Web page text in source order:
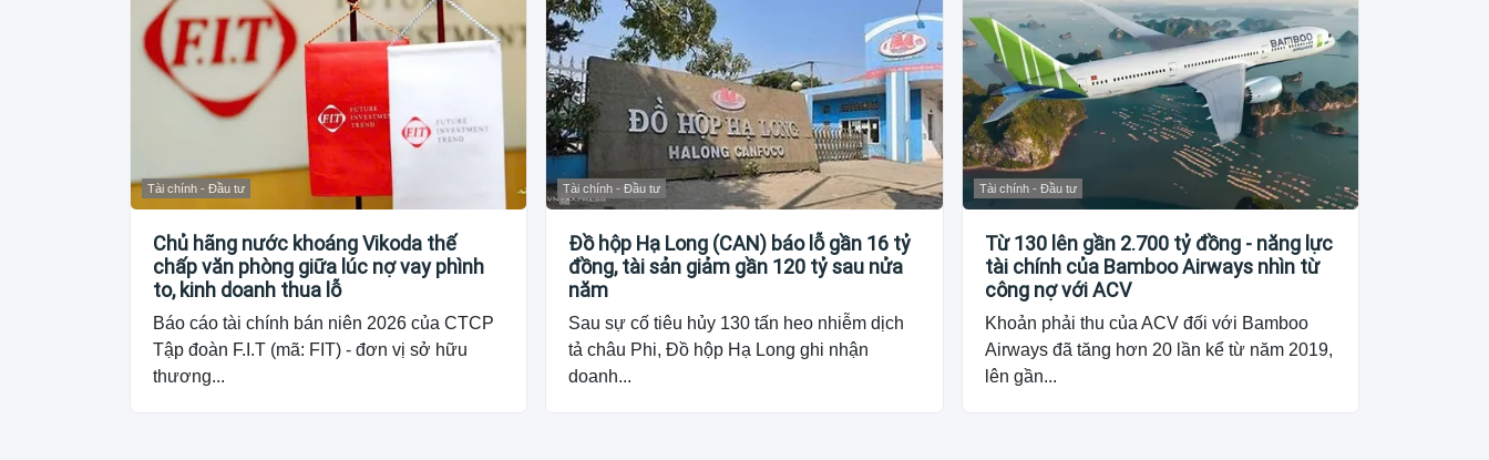
Tài chính - Đầu tư
Chủ hãng nước khoáng Vikoda thế
chấp văn phòng giữa lúc nợ vay phình
to, kinh doanh thua lỗ
Báo cáo tài chính bán niên 2026 của CTCP
Tập đoàn F.I.T (mã: FIT) - đơn vị sở hữu
thương...
Tài chính - Đầu tư
Đồ hộp Hạ Long (CAN) báo lỗ gần 16 tỷ
đồng, tài sản giảm gần 120 tỷ sau nửa
năm
Sau sự cố tiêu hủy 130 tấn heo nhiễm dịch
tả châu Phi, Đồ hộp Hạ Long ghi nhận
doanh...
Tài chính - Đầu tư
Từ 130 lên gần 2.700 tỷ đồng - năng lực
tài chính của Bamboo Airways nhìn từ
công nợ với ACV
Khoản phải thu của ACV đối với Bamboo
Airways đã tăng hơn 20 lần kể từ năm 2019,
lên gần...